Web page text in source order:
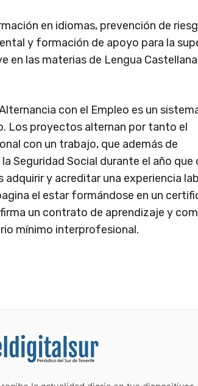
en idiomas, prevención de
y formación de apoyo para la
en las materias de Lengua
con el Empleo es un
Los proyectos alternan por tanto el
con un trabajo, que además de
Seguridad Social durante el año que
y acreditar una experiencia
el estar formándose en un
un contrato de aprendizaje y
mínimo interprofesional.